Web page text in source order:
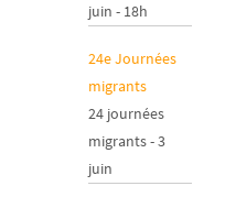
juin - 18h
24e Journées
migrants
24 journées
migrants - 3
juin